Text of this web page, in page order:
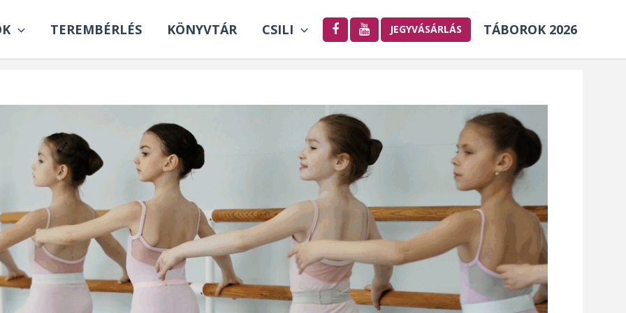
TEREMBÉRLÉS KÖNYVTÁR CSILI JEGYVÁSÁRLÁS TÁBOROK 2026